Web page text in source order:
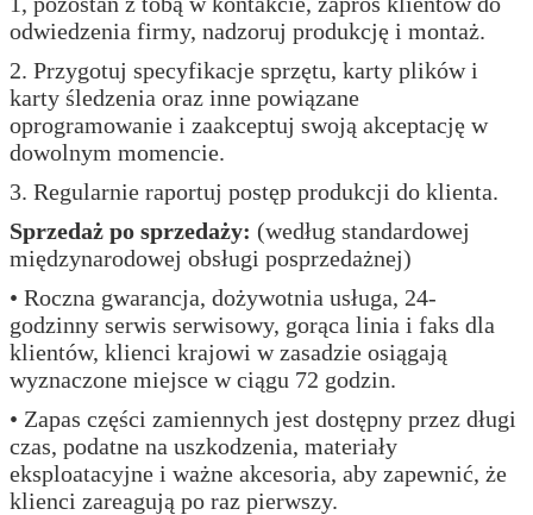
odwiedzenia firmy, nadzoruj produkcję i montaż.
2. Przygotuj specyfikacje sprzętu, karty plików i
karty śledzenia oraz inne powiązane
oprogramowanie i zaakceptuj swoją akceptację w
dowolnym momencie.
3. Regularnie raportuj postęp produkcji do klienta.
Sprzedaż po sprzedaży: (według standardowej
międzynarodowej obsługi posprzedażnej)
• Roczna gwarancja, dożywotnia usługa, 24-
godzinny serwis serwisowy, gorąca linia i faks dla
klientów, klienci krajowi w zasadzie osiągają
wyznaczone miejsce w ciągu 72 godzin.
• Zapas części zamiennych jest dostępny przez długi
czas, podatne na uszkodzenia, materiały
eksploatacyjne i ważne akcesoria, aby zapewnić, że
klienci zareagują po raz pierwszy.